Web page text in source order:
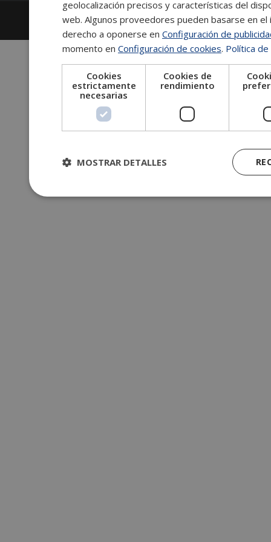
2026
Escuela de Posgrado de Salamanca
Información legal
Tablón de anuncios
geolocalización precisos y características del
web. Algunos proveedores pueden basarse en
derecho a oponerse en Configuración de
momento en Configuración de cookies. Política
Cookies
estrictamente
necesarias
Cookies de
rendimiento
MOSTRAR DETALLES